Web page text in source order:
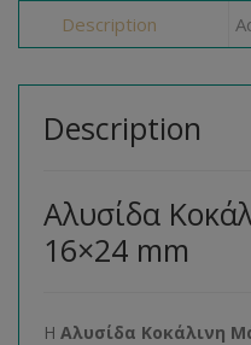
Description
Description
Αλυσίδα
16×24 mm
Η Αλυσίδα Κοκάλινη